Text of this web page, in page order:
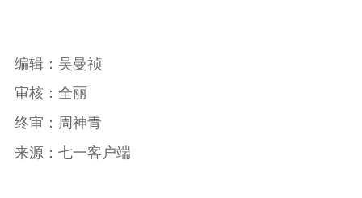
编辑：吴曼祯
审核：全丽
终审：周神青
来源：七一客户端